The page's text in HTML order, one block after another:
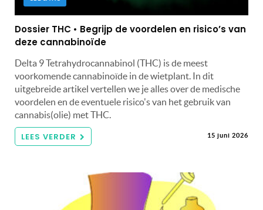
Dossier THC • Begrijp de voordelen en risico’s van
deze cannabinoïde
Delta 9 Tetrahydrocannabinol (THC) is de meest
voorkomende cannabinoïde in de wietplant. In dit
uitgebreide artikel vertellen we je alles over de medische
voordelen en de eventuele risico's van het gebruik van
cannabis(olie) met THC.
LEES VERDER 15 juni 2026